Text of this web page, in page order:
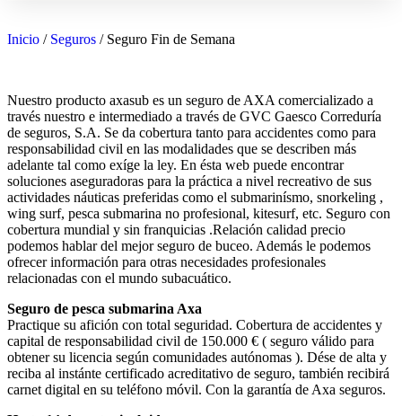
Inicio / Seguros / Seguro Fin de Semana
Nuestro producto axasub es un seguro de AXA comercializado a
través nuestro e intermediado a través de GVC Gaesco Correduría
de seguros, S.A. Se da cobertura tanto para accidentes como para
responsabilidad civil en las modalidades que se describen más
adelante tal como exíge la ley. En ésta web puede encontrar
soluciones aseguradoras para la práctica a nivel recreativo de sus
actividades náuticas preferidas como el submarinísmo, snorkeling ,
wing surf, pesca submarina no profesional, kitesurf, etc. Seguro con
cobertura mundial y sin franquicias .Relación calidad precio
podemos hablar del mejor seguro de buceo. Además le podemos
ofrecer información para otras necesidades profesionales
relacionadas con el mundo subacuático.
Seguro de pesca submarina Axa
Practique su afición con total seguridad. Cobertura de accidentes y
capital de responsabilidad civil de 150.000 € ( seguro válido para
obtener su licencia según comunidades autónomas ). Dése de alta y
reciba al instánte certificado acreditativo de seguro, también recibirá
carnet digital en su teléfono móvil. Con la garantía de Axa seguros.